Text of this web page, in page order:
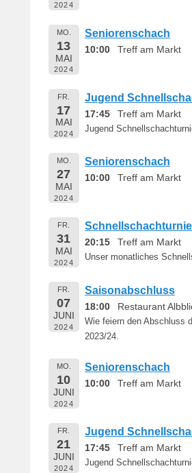
2024
MO.
13
MAI
2024
Seniorenschach
10:00 Treff am Markt
FR.
17
MAI
2024
Jugend
17:45 Treff am Markt
Jugend
MO.
27
MAI
2024
Seniorenschach
10:00 Treff am Markt
FR.
31
MAI
2024
20:15 Treff am Markt
Unser monatliches
FR.
07
JUNI
2024
Saisonabschluss
18:00 Restaurant
Wie feiern den Abschluss
2023/24.
MO.
10
JUNI
2024
Seniorenschach
10:00 Treff am Markt
FR.
21
JUNI
2024
Jugend
17:45 Treff am Markt
Jugend